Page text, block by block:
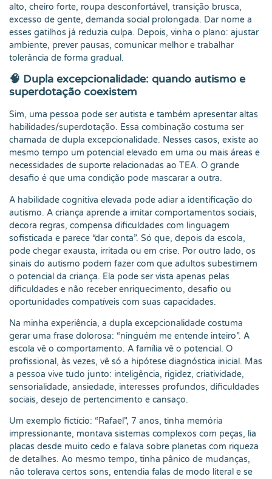
alto, cheiro forte, roupa desconfortável, transição brusca,
excesso de gente, demanda social prolongada. Dar nome a
esses gatilhos já reduzia culpa. Depois, vinha o plano: ajustar
ambiente, prever pausas, comunicar melhor e trabalhar
tolerância de forma gradual.
🧠 Dupla excepcionalidade: quando autismo e
superdotação coexistem
Sim, uma pessoa pode ser autista e também apresentar altas
habilidades/superdotação. Essa combinação costuma ser
chamada de dupla excepcionalidade. Nesses casos, existe ao
mesmo tempo um potencial elevado em uma ou mais áreas e
necessidades de suporte relacionadas ao TEA. O grande
desafio é que uma condição pode mascarar a outra.
A habilidade cognitiva elevada pode adiar a identificação do
autismo. A criança aprende a imitar comportamentos sociais,
decora regras, compensa dificuldades com linguagem
sofisticada e parece “dar conta”. Só que, depois da escola,
pode chegar exausta, irritada ou em crise. Por outro lado, os
sinais do autismo podem fazer com que adultos subestimem
o potencial da criança. Ela pode ser vista apenas pelas
dificuldades e não receber enriquecimento, desafio ou
oportunidades compatíveis com suas capacidades.
Na minha experiência, a dupla excepcionalidade costuma
gerar uma frase dolorosa: “ninguém me entende inteiro”. A
escola vê o comportamento. A família vê o potencial. O
profissional, às vezes, vê só a hipótese diagnóstica inicial. Mas
a pessoa vive tudo junto: inteligência, rigidez, criatividade,
sensorialidade, ansiedade, interesses profundos, dificuldades
sociais, desejo de pertencimento e cansaço.
Um exemplo fictício: “Rafael”, 7 anos, tinha memória
impressionante, montava sistemas complexos com peças, lia
placas desde muito cedo e falava sobre planetas com riqueza
de detalhes. Ao mesmo tempo, tinha pânico de mudanças,
não tolerava certos sons, entendia falas de modo literal e se